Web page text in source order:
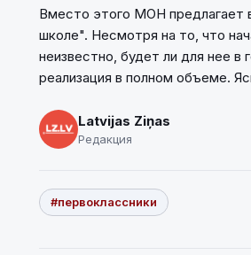
Вместо этого МОН предлагает
школе". Несмотря на то, что
неизвестно, будет ли для нее
реализация в полном объеме.
Latvijas Ziņas
Редакция
#первоклассники